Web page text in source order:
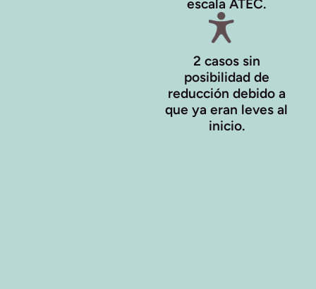
escala ATEC.
2 casos sin
posibilidad de
reducción debido a
que ya eran leves al
inicio.